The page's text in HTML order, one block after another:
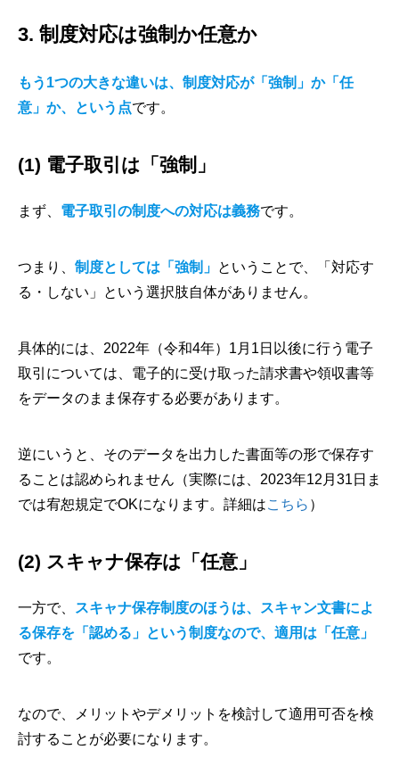
3. 制度対応は強制か任意か
もう1つの大きな違いは、制度対応が「強制」か「任
意」か、という点です。
(1) 電子取引は「強制」
まず、 電子取引の制度への対応は義務です。
つまり、 制度としては「強制」 ということで、「対応す
る・しない」という選択肢自体がありません。
具体的には、2022年（令和4年）1月1日以後に行う電子
取引については、電子的に受け取った請求書や領収書等
をデータのまま保存する必要があります。
逆にいうと、そのデータを出力した書面等の形で保存す
ることは認められません（実際には、2023年12月31日ま
では宥恕規定でOKになります。詳細はこちら ）
(2) スキャナ保存は「任意」
一方で、
スキャナ保存制度のほうは、スキャン文書によ
る保存を「認める」という制度なので、適用は「任意」
です。
なので、メリットやデメリットを検討して適用可否を検
討することが必要になります。